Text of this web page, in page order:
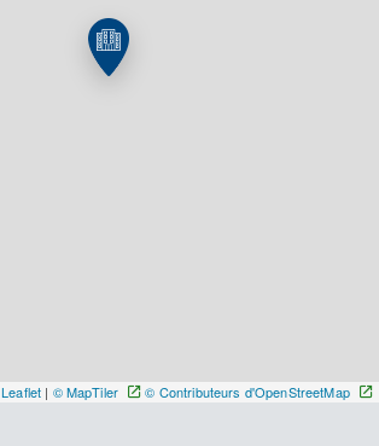
Leaflet | © MapTiler © Contributeurs d'OpenStreetMap